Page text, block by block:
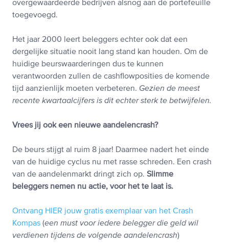
overgewaardeerde bedrijven alsnog aan de portefeuille
toegevoegd.
Het jaar 2000 leert beleggers echter ook dat een
dergelijke situatie nooit lang stand kan houden. Om de
huidige beurswaarderingen dus te kunnen
verantwoorden zullen de cashflowposities de komende
tijd aanzienlijk moeten verbeteren. Gezien de meest
recente kwartaalcijfers is dit echter sterk te betwijfelen.
Vrees jij ook een nieuwe aandelencrash?
De beurs stijgt al ruim 8 jaar! Daarmee nadert het einde
van de huidige cyclus nu met rasse schreden. Een crash
van de aandelenmarkt dringt zich op. Slimme
beleggers nemen nu actie, voor het te laat is.
Ontvang HIER jouw gratis exemplaar van het Crash
Kompas (een must voor iedere belegger die geld wil
verdienen tijdens de volgende aandelencrash)